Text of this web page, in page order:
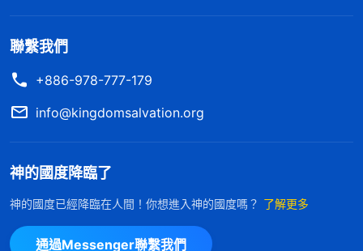
聯繫我們
+886-978-777-179
info@kingdomsalvation.org
神的國度降臨了
神的國度已經降臨在人間！你想進入神的國度嗎？ 了解更多
通過Messenger聯繫我們